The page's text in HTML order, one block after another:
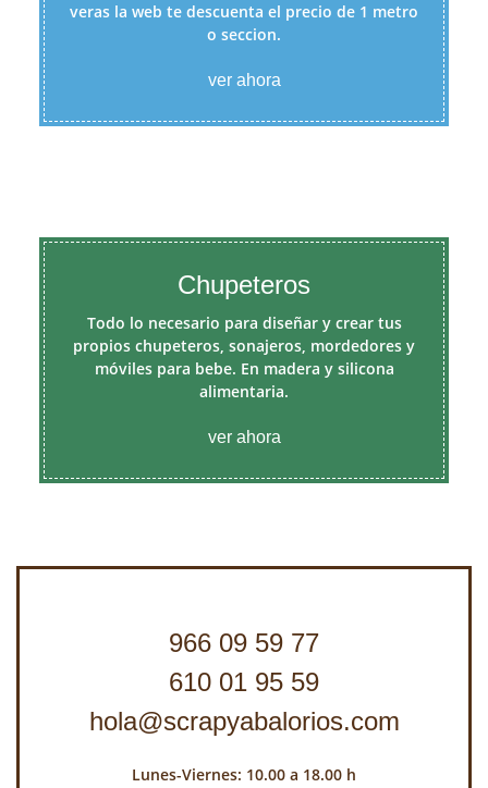
veras la web te descuenta el precio de 1 metro
o seccion.
ver ahora
Chupeteros
Todo lo necesario para diseñar y crear tus
propios chupeteros, sonajeros, mordedores y
móviles para bebe. En madera y silicona
alimentaria.
ver ahora
966 09 59 77
610 01 95 59
hola@scrapyabalorios.com
Lunes-Viernes: 10.00 a 18.00 h